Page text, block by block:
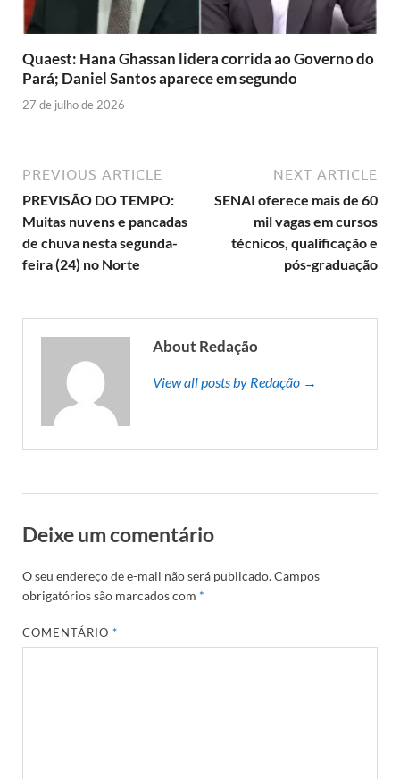
Quaest: Hana Ghassan lidera corrida ao Governo do
Pará; Daniel Santos aparece em segundo
27 de julho de 2026
PREVIOUS ARTICLE
PREVISÃO DO TEMPO:
Muitas nuvens e pancadas
de chuva nesta segunda-
feira (24) no Norte
NEXT ARTICLE
SENAI oferece mais de 60
mil vagas em cursos
técnicos, qualificação e
pós-graduação
About Redação
View all posts by Redação →
Deixe um comentário
O seu endereço de e-mail não será publicado.Campos
obrigatórios são marcados com *
COMENTÁRIO*